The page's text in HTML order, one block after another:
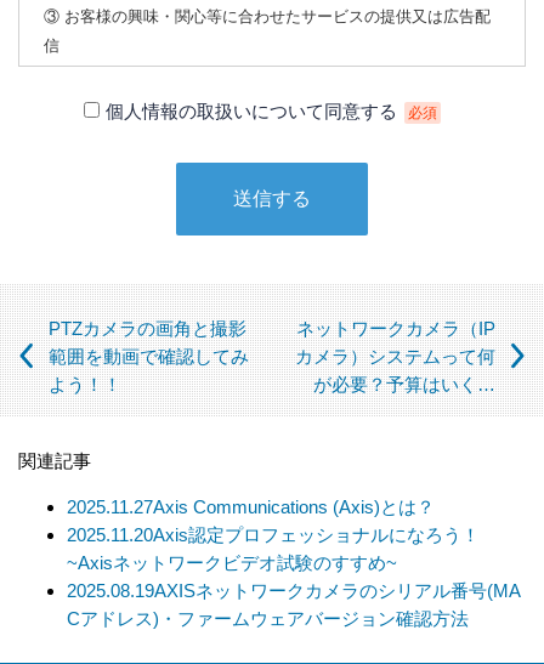
③ お客様の興味・関心等に合わせたサービスの提供又は広告配
信
当社は、下記の場合を除いて個人情報を第三者に提供すること
（この場合においても、適切な社内手続を経て行います）
【個人情報の取扱いを委託する場合について】
当社は、利用目的の達成に必要な範囲内において個人情報の取
扱いを第三者に委託する場合があります。この場合、法令及び
す。委託先に対しては個人情報の適切な取扱いを監督指導しま
す。
【個人情報の開示等の請求について】
当社は、開示対象個人情報の「利用目的の通知」「開示」「訂
正、追加、削除」「利用又は提供の拒否」の請求に応じており
個人情報の取扱いについて同意する 必須
PTZカメラの画角と撮影
範囲を動画で確認してみ
よう！！
ネットワークカメラ（IP
カメラ）システムって何
が必要？予算はいく…
関連記事
2025.11.27Axis Communications (Axis)とは？
2025.11.20Axis認定プロフェッショナルになろう！
~Axisネットワークビデオ試験のすすめ~
2025.08.19AXISネットワークカメラのシリアル番号(MA
Cアドレス)・ファームウェアバージョン確認方法